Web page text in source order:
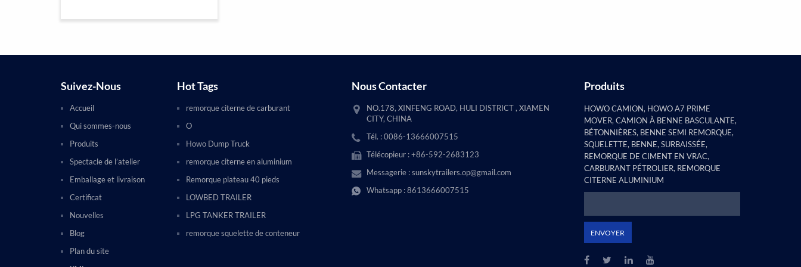
Suivez-Nous
Accueil
Qui sommes-nous
Produits
Spectacle de l’atelier
Emballage et livraison
Certificat
Nouvelles
Blog
Plan du site
Hot Tags
remorque citerne de carburant
O
Howo Dump Truck
remorque citerne en aluminium
Remorque plateau 40 pieds
LOWBED TRAILER
LPG TANKER TRAILER
remorque squelette de conteneur
Nous Contacter
NO.178, XINFENG ROAD, HULI DISTRICT , XIAMEN
CITY, CHINA
Tél. : 0086-13666007515
Télécopieur : +86-592-2683123
Messagerie :sunskytrailers.op@gmail.com
Whatsapp :8613666007515
Produits
HOWO CAMION, HOWO A7 PRIME
MOVER, CAMION À BENNE BASCULANTE,
BÉTONNIÈRES, BENNE SEMI REMORQUE,
SQUELETTE, BENNE, SURBAISSÉE,
REMORQUE DE CIMENT EN VRAC,
CARBURANT PÉTROLIER, REMORQUE
CITERNE ALUMINIUM